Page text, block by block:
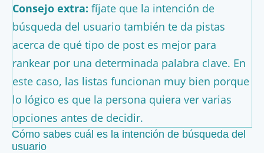
Consejo extra: fíjate que la intención de
búsqueda del usuario también te da pistas
acerca de qué tipo de post es mejor para
rankear por una determinada palabra clave. En
este caso, las listas funcionan muy bien porque
lo lógico es que la persona quiera ver varias
opciones antes de decidir.
Cómo sabes cuál es la intención de búsqueda del
usuario